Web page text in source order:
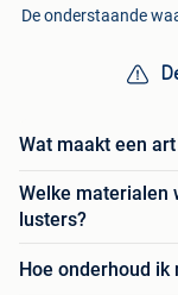
De onderstaande
Wat maakt een
Welke materialen
lusters?
Hoe onderhoud